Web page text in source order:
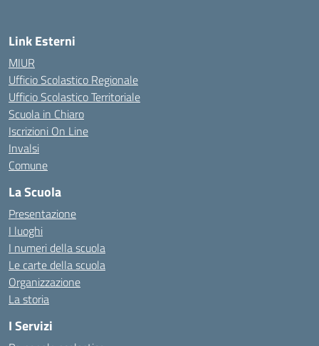
Link Esterni
MIUR
Ufficio Scolastico Regionale
Ufficio Scolastico Territoriale
Scuola in Chiaro
Iscrizioni On Line
Invalsi
Comune
La Scuola
Presentazione
I luoghi
I numeri della scuola
Le carte della scuola
Organizzazione
La storia
I Servizi